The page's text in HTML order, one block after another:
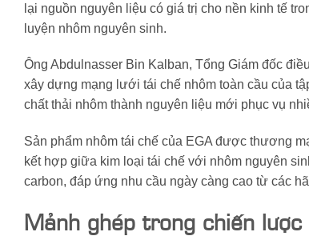
lại nguồn nguyên liệu có giá trị cho nền kinh tế
luyện nhôm nguyên sinh.
Ông Abdulnasser Bin Kalban, Tổng Giám đốc
xây dựng mạng lưới tái chế nhôm toàn cầu của
chất thải nhôm thành nguyên liệu mới phục vụ
Sản phẩm nhôm tái chế của EGA được thương
kết hợp giữa kim loại tái chế với nhôm nguyên
carbon, đáp ứng nhu cầu ngày càng cao từ các
Mảnh ghép trong chiến